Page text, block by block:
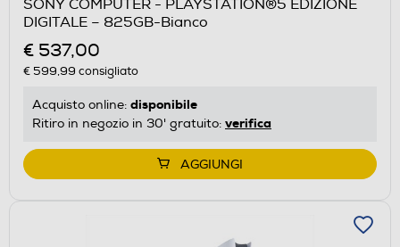
SONY COMPUTER - PLAYSTATION®5 EDIZIONE
DIGITALE – 825GB-Bianco
€ 537,00
€ 599,99 consigliato
Acquisto online: disponibile
Ritiro in negozio in 30' gratuito: verifica
AGGIUNGI